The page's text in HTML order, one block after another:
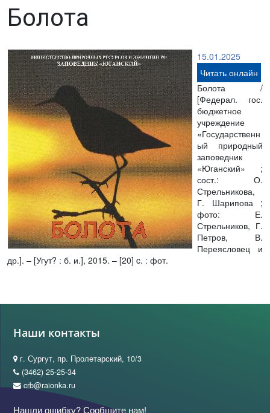
Болота
15.01.2025
Читать онлайн
Болота /
[Федерал. гос.
бюджетное
учреждение
«Государственн
ый природный
заповедник
«Юганский» ;
сост.: О.
Стрельникова,
Г. Шарипова ;
фото: Е.
Стрельников, Г.
Петров, В.
Переясловец и
др.]. – [Угут? : б. и.], 2015. – [20] c. : фот.
Наши контакты
г. Сургут, пр. Пролетарский, 10/3
(3462) 25-25-34
crb@raionka.ru
Нашли ошибку? Сообщите нам!